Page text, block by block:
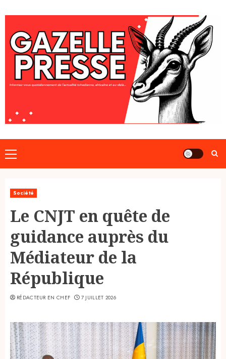
to
content
Primary
Menu
Société
Le CNJT en quête de
guidance auprès du
Médiateur de la
République
RÉDACTEUR EN CHEF 7 JUILLET 2026